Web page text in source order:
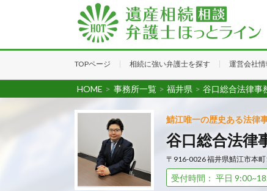
TOPページ 相続に強い弁護士を探す 運営会社情
HOME > 事務所一覧 > 福井県 > 谷口総合法律
鯖江唯一の歴史ある法律
谷口総合法律
〒916-0026 福井県鯖江市本
受付時間： 平日